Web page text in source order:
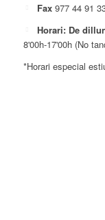
Fax 977 44 91
Horari: De
8'00h-17'00h (No
*Horari especial